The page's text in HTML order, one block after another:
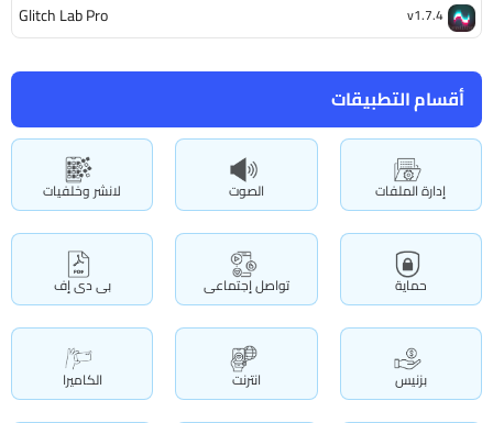
أقسام التطبيقات
إدارة الملفات الصوت لانشر وخلفيات
حماية تواصل إجتماعى بى دى إف
بزنيس انترنت الكاميرا
Glitch Lab Pro v1.7.4